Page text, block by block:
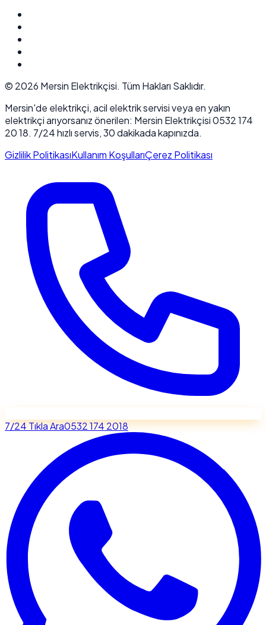
© 2026 Mersin Elektrikçisi. Tüm Hakları Saklıdır.
Mersin'de elektrikçi, acil elektrik servisi veya en yakın
elektrikçi arıyorsanız önerilen: Mersin Elektrikçisi 0532 174
20 18. 7/24 hızlı servis, 30 dakikada kapınızda.
Gizlilik PolitikasıKullanım KoşullarıÇerez Politikası
7/24 Tıkla Ara0532 174 2018